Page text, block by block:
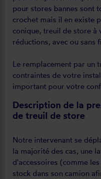
pour stores bannes sont
crochet mais il en existe
conique, treuil de store à
réductions, avec ou sans
Le remplacement par un
contraintes de votre
important pour votre
Description de la
de treuil de store
Notre intervenant se
la majorité des cas, une
d'accessoires (comme
stock dans son camion